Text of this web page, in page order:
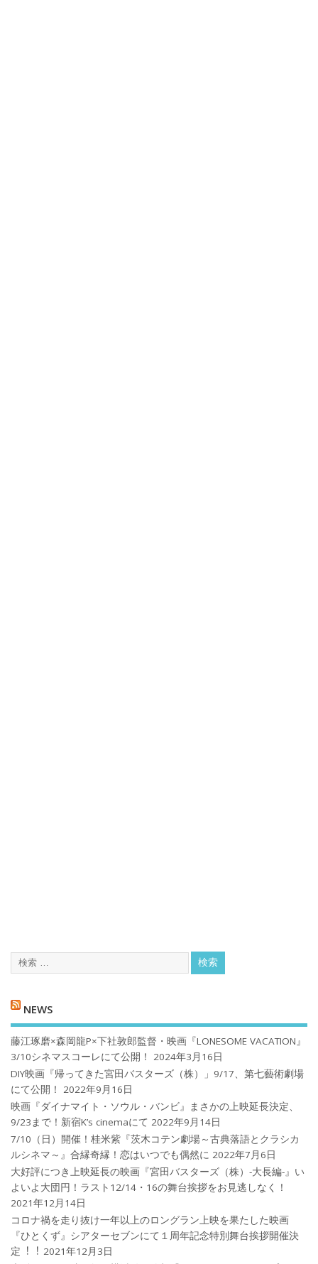
NEWS
藤江琢磨×森岡龍P×下社敦郎監督・映画『LONESOME VACATION』
3/10シネマスコーレにて公開！
2024年3月16日
DIY映画『帰ってきた宮田バスターズ（株）」9/17、第七藝術劇場
にて公開！
2022年9月16日
映画『ダイナマイト・ソウル・バンビ』まさかの上映延長決定、
9/23まで！新宿K’s cinemaにて 2022年9月14日
7/10（日）開催！桂米紫『茨木コテン劇場～古典落語とクラシカ
ルシネマ～』合縁奇縁！恋はいつでも偶然に 2022年7月6日
大好評につき上映延長の映画『宮田バスターズ（株）-大長編-』い
よいよ大団円！ラスト12/14・16の舞台挨拶をお見逃しなく！
2021年12月14日
コロナ禍を⾛り抜け⼀年以上のロングラン上映を果たした映画
『ひとくず』シアターセブンにて１周年記念特別舞台挨拶開催決
定︕︕ 2021年12月3日